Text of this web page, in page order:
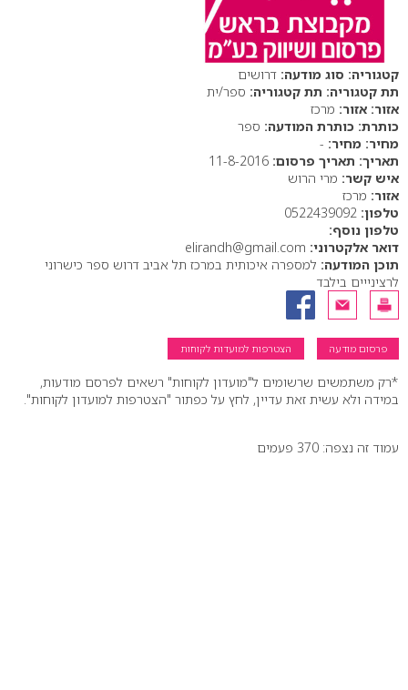
סוג מודעה: דרושים
תת קטגוריה: ספר/ית
אזור: מרכז
כותרת המודעה: ספר
מחיר: -
תאריך פרסום:
איש קשר: מרי הרוש
אזור: מרכז
טלפון:
טלפון נוסף:
דואר אלקטרוני:
תוכן המודעה: למספרה איכותית במרכז תל אביב דרוש ספר כישרוני
לרצינייים בילבד
פרסום מודעה הצטרפות למועדות לקוחות
*רק משתמשים שרשומים ל"מועדון לקוחות" רשאים לפרסם מודעות,
במידה ולא עשית זאת עדיין, לחץ על כפתור "הצטרפות למועדון לקוחות".
עמוד זה נצפה: 370 פעמים